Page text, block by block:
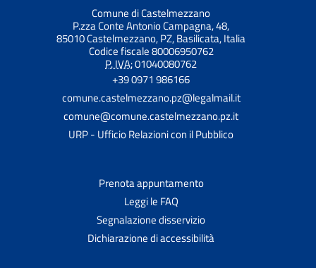
Comune di Castelmezzano
P.zza Conte Antonio Campagna, 48,
85010 Castelmezzano, PZ, Basilicata, Italia
Codice fiscale 80006950762
P. IVA:01040080762
+39 0971 986166
comune.castelmezzano.pz@legalmail.it
comune@comune.castelmezzano.pz.it
URP - Ufficio Relazioni con il Pubblico
Prenota appuntamento
Leggi le FAQ
Segnalazione disservizio
Dichiarazione di accessibilità